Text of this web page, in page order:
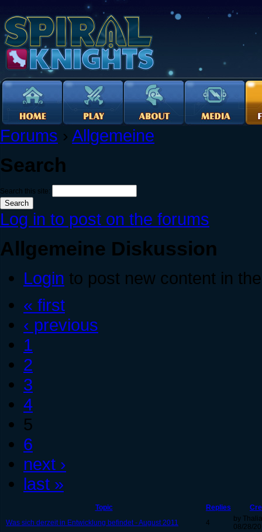
Forums › Allgemeine
Search
Search this site:
Log in to post on the forums
Allgemeine Diskussion
Login to post new content in
« first
‹ previous
1
2
3
4
5
6
next ›
last »
Topic Replies
Was sich derzeit in Entwicklung befindet - August 2011
4
by Thalia
08/28/